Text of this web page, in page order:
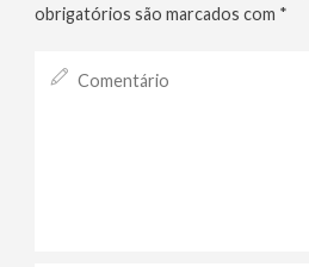
obrigatórios são marcados com *